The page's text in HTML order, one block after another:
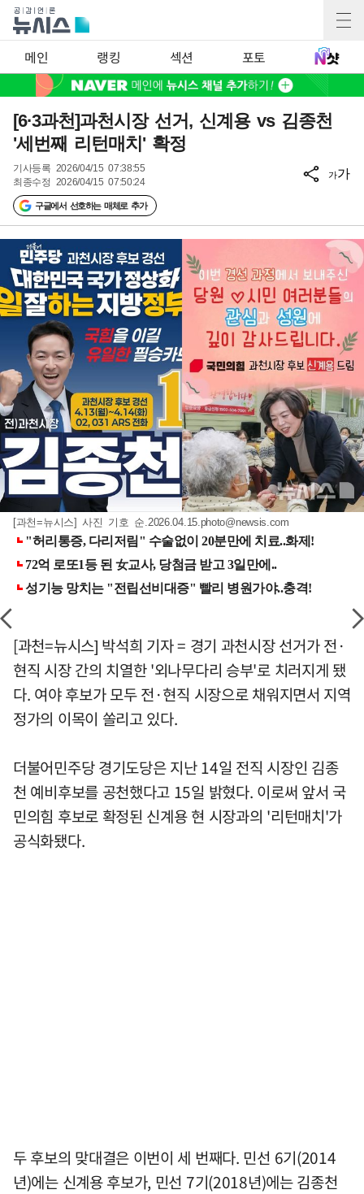
메인 랭킹 섹션 포토
[6·3과천]과천시장 선거, 신계용 vs 김종천
'세번째 리턴매치' 확정
기사등록 2026/04/15 07:38:55
최종수정 2026/04/15 07:50:24
구글에서 선호하는 매체로 추가
가가
[과천=뉴시스] 사진 기호 순.2026.04.15.photo@newsis.com
[과천=뉴시스] 박석희 기자 = 경기 과천시장 선거가 전·
현직 시장 간의 치열한 '외나무다리 승부'로 치러지게 됐
다. 여야 후보가 모두 전·현직 시장으로 채워지면서 지역
정가의 이목이 쏠리고 있다.
더불어민주당 경기도당은 지난 14일 전직 시장인 김종
천 예비후보를 공천했다고 15일 밝혔다. 이로써 앞서 국
민의힘 후보로 확정된 신계용 현 시장과의 '리턴매치'가
공식화됐다.
두 후보의 맞대결은 이번이 세 번째다. 민선 6기(2014
년)에는 신계용 후보가, 민선 7기(2018년)에는 김종천